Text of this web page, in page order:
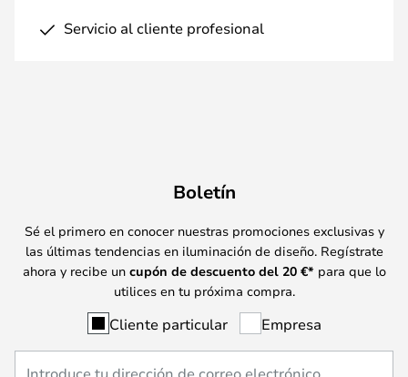
Servicio al cliente profesional
Boletín
Sé el primero en conocer nuestras promociones exclusivas y
las últimas tendencias en iluminación de diseño. Regístrate
ahora y recibe un cupón de descuento del 20 €* para que lo
utilices en tu próxima compra.
Cliente particular Empresa